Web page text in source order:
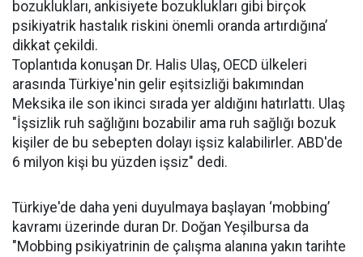
bozuklukları, ankisiyete bozuklukları gibi birçok
psikiyatrik hastalık riskini önemli oranda artırdığına’
dikkat çekildi.
Toplantıda konuşan Dr. Halis Ulaş, OECD ülkeleri
arasında Türkiye'nin gelir eşitsizliği bakımından
Meksika ile son ikinci sırada yer aldığını hatırlattı. Ulaş
"İşsizlik ruh sağlığını bozabilir ama ruh sağlığı bozuk
kişiler de bu sebepten dolayı işsiz kalabilirler. ABD'de
6 milyon kişi bu yüzden işsiz" dedi.
Türkiye'de daha yeni duyulmaya başlayan ‘mobbing’
kavramı üzerinde duran Dr. Doğan Yeşilbursa da
"Mobbing psikiyatrinin de çalışma alanına yakın tarihte